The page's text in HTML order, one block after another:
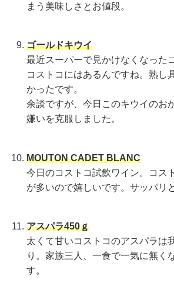
まう美味しさとお値段。
ゴールドキウイ
最近スーパーで見かけなくなった
コストコにはあるんですね。熟し
かったです。
余談ですが、今日このキウイのお
嫌いを克服しました。
MOUTON CADET BLANC
今日のコストコ試飲ワイン。コス
が多いので嬉しいです。サッパリ
アスパラ450ｇ
太くて甘いコストコのアスパラは
り。家族三人、一食で一気に無く
す。